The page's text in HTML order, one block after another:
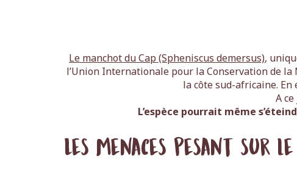
Le manchot du Cap (Spheniscus demersus),
l’Union Internationale pour la Conservation de
la côte sud-africaine.
A
L’espèce pourrait même
Les menaces pesant sur